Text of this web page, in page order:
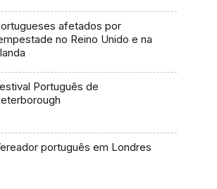
afetados por
no Reino Unido e na
Português de
português em Londres